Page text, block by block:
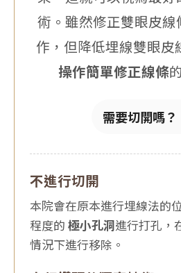
術。雖然修正雙眼皮
作，但降低埋線雙眼皮
操作簡單修正線條
需要切開嗎？
不進行切開
本院會在原本進行埋線法的
程度的 極小孔洞進行打孔，
情況下進行移除。